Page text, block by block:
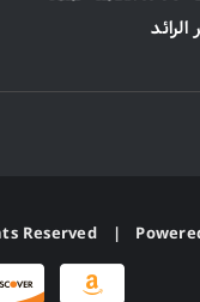
Reserved |